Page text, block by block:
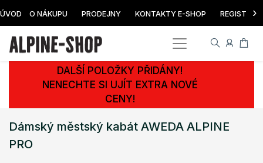
ÚVOD O NÁKUPU PRODEJNY KONTAKTY E-SHOP ›
DALŠÍ POLOŽKY PŘIDÁNY!
NENECHTE SI UJÍT EXTRA NOVÉ
CENY!
Dámský městský kabát AWEDA ALPINE
PRO